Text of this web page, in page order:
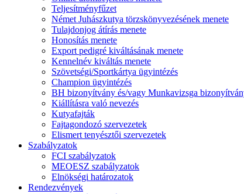
Teljesítményfűzet
Német Juhászkutya törzskönyvezésének menete
Tulajdonjog átírás menete
Honosítás menete
Export pedigré kiváltásának menete
Kennelnév kiváltás menete
Szövetségi/Sportkártya ügyintézés
Champion ügyintézés
BH bizonyítvány és/vagy Munkavizsga
Kiállításra való nevezés
Kutyafajták
Fajtagondozó szervezetek
Elismert tenyésztői szervezetek
Szabályzatok
FCI szabályzatok
MEOESZ szabályzatok
Elnökségi határozatok
Rendezvények